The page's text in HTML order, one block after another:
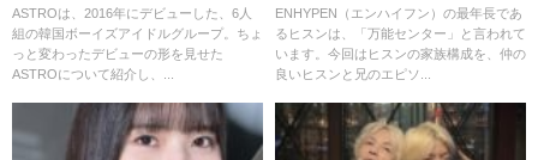
いて納得！
ASTROは、2016年にデビューした、6人
組の韓国ボーイズアイドルグループ。ちょ
っと変わったデビューの形を見せた
ASTROについて紹介し、...
い！お兄ちゃんは顔バレしてい
るとの噂が？
ENHYPEN（エンハイフン）の最年長であ
るヒスンは、「万能センター」と言われて
います。今回はヒスンの家族構成を、仲の
良いヒスンと兄のエピソ...